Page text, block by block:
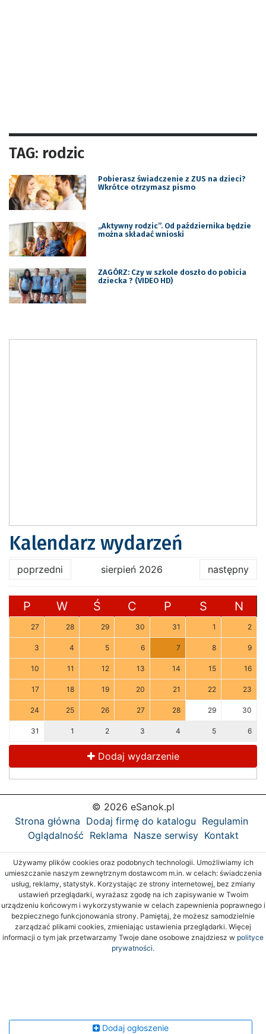
TAG: rodzic
Pobierasz świadczenie z ZUS na dzieci?
Wkrótce otrzymasz pismo
„Aktywny rodzic”. Od października będzie
można składać wnioski
ZAGÓRZ: Czy w szkole doszło do pobicia
dziecka ? (VIDEO HD)
Kalendarz wydarzeń
poprzedni sierpień 2026 następny
P W Ś C P S N
27 28 29 30 31 1 2
3 4 5 6 7 8 9
10 11 12 13 14 15 16
17 18 19 20 21 22 23
24 25 26 27 28 29 30
31 1 2 3 4 5 6
Dodaj wydarzenie
© 2026 eSanok.pl
Strona główna Dodaj firmę do katalogu Regulamin
Oglądalność Reklama Nasze serwisy Kontakt
Używamy plików cookies oraz podobnych technologii. Umożliwiamy ich
umieszczanie naszym zewnętrznym dostawcom m.in. w celach: świadczenia
usług, reklamy, statystyk. Korzystając ze strony internetowej, bez zmiany
ustawień przeglądarki, wyrażasz zgodę na ich zapisywanie w Twoim
urządzeniu końcowym i wykorzystywanie w celach zapewnienia poprawnego i
bezpiecznego funkcjonowania strony. Pamiętaj, że możesz samodzielnie
zarządzać plikami cookies, zmieniając ustawienia przeglądarki. Więcej
informacji o tym jak przetwarzamy Twoje dane osobowe znajdziesz w polityce
prywatności.
Dodaj ogłoszenie